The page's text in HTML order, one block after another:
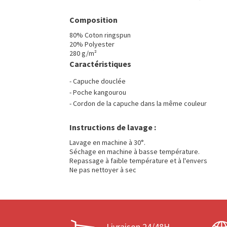
Composition
80% Coton ringspun
20% Polyester
280 g/m²
Caractéristiques
- Capuche douclée
- Poche kangourou
- Cordon de la capuche dans la même couleur
Instructions de lavage :
Lavage en machine à 30°.
Séchage en machine à basse température.
Repassage à faible température et à l'envers
Ne pas nettoyer à sec